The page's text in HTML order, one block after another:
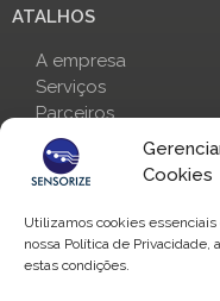
Cookies
Utilizamos cookies
nossa Política de Privacidade,
estas condições.
ATALHOS
A empresa
Serviços
Parceiros
Contato
Fale conosco através